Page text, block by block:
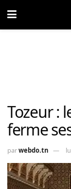
Tozeur :
ferme
parwebdo.tn